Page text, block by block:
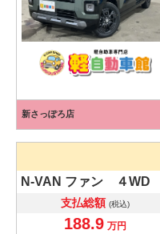
新さっぽろ店
N-VAN ファン ４WD
支払総額 (税込)
188.9 万円